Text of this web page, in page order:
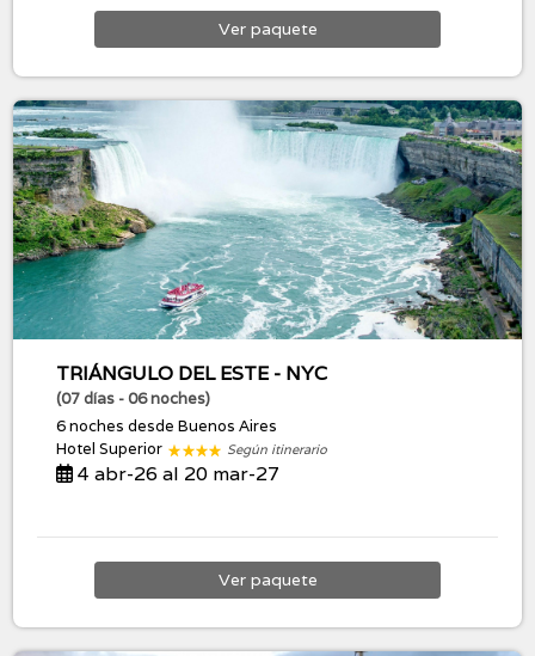
Ver paquete
TRIÁNGULO DEL ESTE - NYC
(07 días - 06 noches)
6 nochesdesde Buenos Aires
Hotel Superior
Según itinerario
4 abr-26 al 20 mar-27
Ver paquete